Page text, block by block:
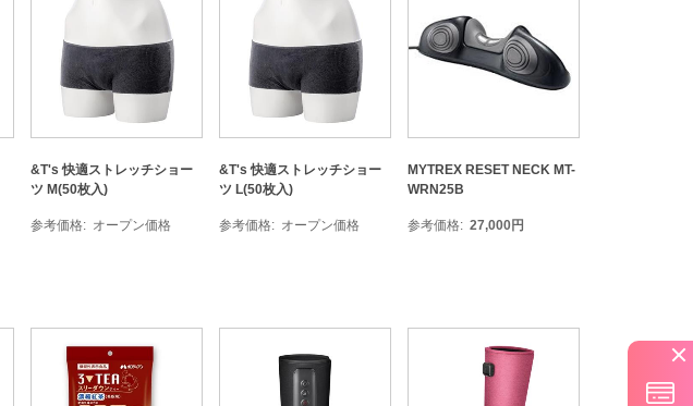
&T's 快適ストレッチショー
ツ M(50枚入)
参考価格 オープン価格
&T's 快適ストレッチショー
ツ L(50枚入)
参考価格 オープン価格
MYTREX RESET NECK MT-
WRN25B
参考価格 27,000円